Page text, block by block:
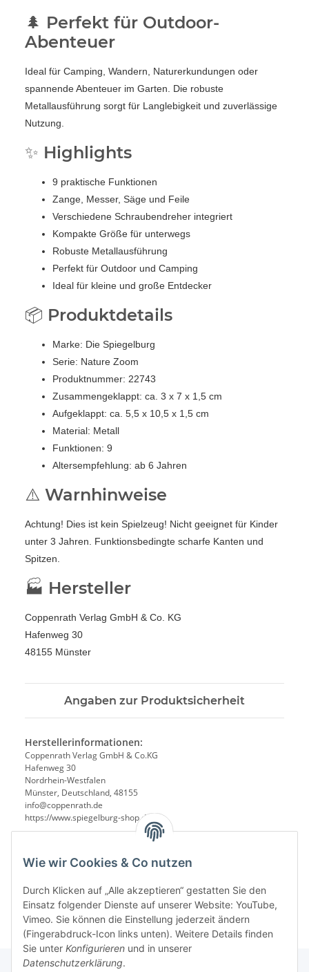
Wie wir Cookies & Co nutzen
Durch Klicken auf „Alle akzeptieren“ gestatten Sie den
Einsatz folgender Dienste auf unserer Website: YouTube,
Vimeo. Sie können die Einstellung jederzeit ändern
(Fingerabdruck-Icon links unten). Weitere Details finden
Sie unter Konfigurieren und in unserer
Datenschutzerklärung.
🌲 Perfekt für Outdoor-
Abenteuer
Ideal für Camping, Wandern, Naturerkundungen oder
spannende Abenteuer im Garten. Die robuste
Metallausführung sorgt für Langlebigkeit und zuverlässige
Nutzung.
✨ Highlights
9 praktische Funktionen
Zange, Messer, Säge und Feile
Verschiedene Schraubendreher integriert
Kompakte Größe für unterwegs
Robuste Metallausführung
Perfekt für Outdoor und Camping
Ideal für kleine und große Entdecker
📦 Produktdetails
Marke: Die Spiegelburg
Serie: Nature Zoom
Produktnummer: 22743
Zusammengeklappt: ca. 3 x 7 x 1,5 cm
Aufgeklappt: ca. 5,5 x 10,5 x 1,5 cm
Material: Metall
Funktionen: 9
Altersempfehlung: ab 6 Jahren
⚠️ Warnhinweise
Achtung! Dies ist kein Spielzeug! Nicht geeignet für Kinder
unter 3 Jahren. Funktionsbedingte scharfe Kanten und
Spitzen.
🏭 Hersteller
Coppenrath Verlag GmbH & Co. KG
Hafenweg 30
48155 Münster
Angaben zur Produktsicherheit
Herstellerinformationen:
Coppenrath Verlag GmbH & Co.KG
Hafenweg 30
Nordrhein-Westfalen
Münster, Deutschland, 48155
info@coppenrath.de
https://www.spiegelburg-shop.de/